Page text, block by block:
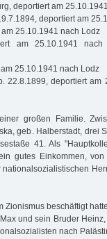
deportiert am
deportiert am
25.10.1941 nach Lodz
am 25.10.1941
25.10.1941 nach Lodz
22.8.1899, deportiert am
großen Familie.
geb. Halberstadt, drei
41. Als
gutes Einkommen,
Zionismus beschäftigt
und sein Bruder
nach